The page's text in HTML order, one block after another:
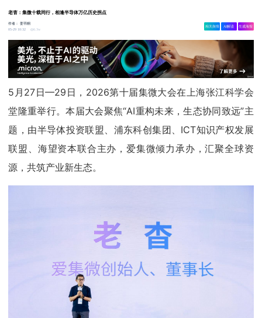
老杳：集微十载同行，相逢半导体万亿历史拐点
作者：姜羽桐
05-29 10:32
6.3w
相关舆情 AI解读 生成海报
5月27日—29日，2026第十届集微大会在上海张江科学会
堂隆重举行。本届大会聚焦“AI重构未来，生态协同致远”主
题，由半导体投资联盟、浦东科创集团、ICT知识产权发展
联盟、海望资本联合主办，爱集微倾力承办，汇聚全球资
源，共筑产业新生态。